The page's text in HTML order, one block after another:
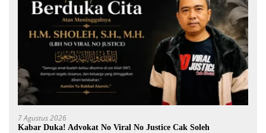
7 Agustus 2026
Kabar Duka! Advokat No Viral No Justice Cak Soleh